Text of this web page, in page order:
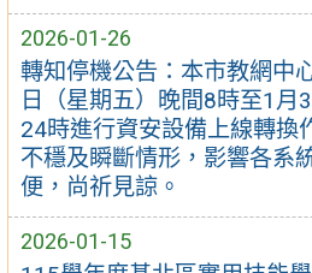
2026-01-26
轉知停機公告：本市教網中
日（星期五）晚間8時至1月
24時進行資安設備上線轉換
不穩及瞬斷情形，影響各系
便，尚祈見諒。
2026-01-15